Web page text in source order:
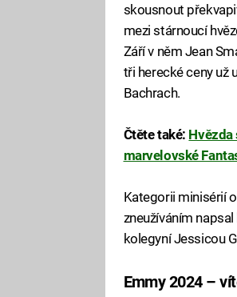
skousnout
mezi stárnoucí
Září v něm Jean
tři herecké ceny už
Bachrach.
Čtěte také:
marvelovské
Kategorii minisérií
zneužíváním
kolegyní Jessicou
Emmy 2024 –